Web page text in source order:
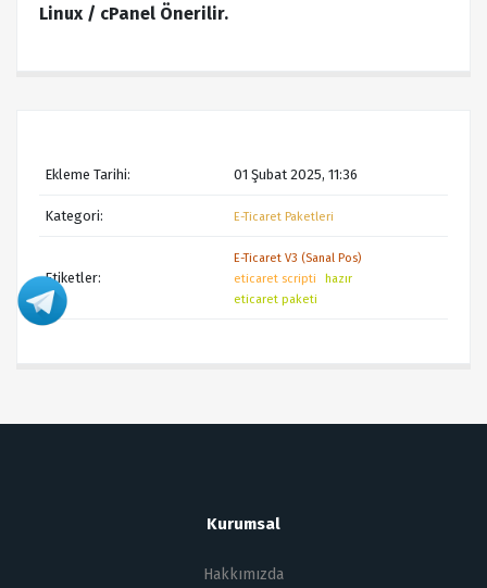
Linux / cPanel Önerilir.
Ekleme Tarihi: 01 Şubat 2025, 11:36
Kategori: E-Ticaret Paketleri
Etiketler:
E-Ticaret V3 (Sanal Pos)
eticaret scripti
hazır
eticaret paketi
Kurumsal
Hakkımızda